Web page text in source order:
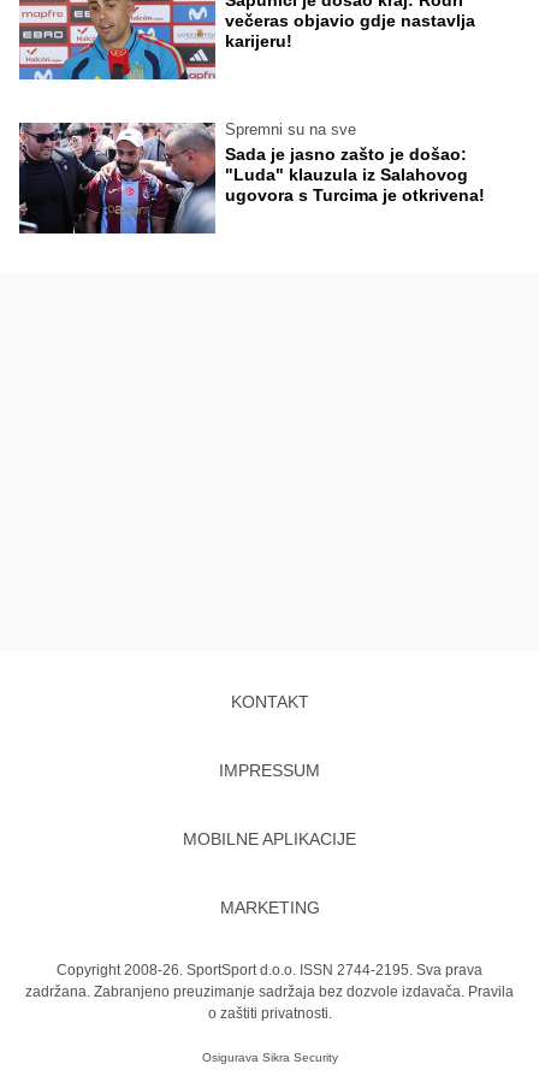
večeras objavio gdje nastavlja
karijeru!
Spremni su na sve
Sada je jasno zašto je došao:
"Luda" klauzula iz Salahovog
ugovora s Turcima je otkrivena!
KONTAKT
IMPRESSUM
MOBILNE APLIKACIJE
MARKETING
Copyright 2008-26. SportSport d.o.o. ISSN 2744-2195. Sva prava
zadržana. Zabranjeno preuzimanje sadržaja bez dozvole izdavača. Pravila
o zaštiti privatnosti.
Osigurava Sikra Security